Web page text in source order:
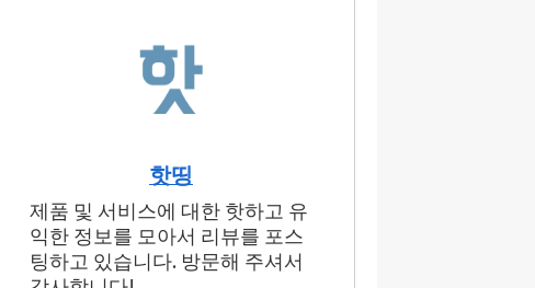
핫띵
제품 및 서비스에 대한 핫하고 유
익한 정보를 모아서 리뷰를 포스
팅하고 있습니다. 방문해 주셔서